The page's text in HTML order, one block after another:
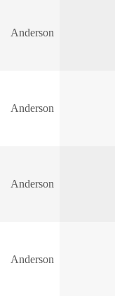
Anderson
Anderson
Anderson
Anderson